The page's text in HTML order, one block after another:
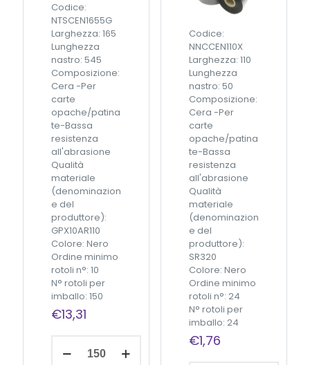
Codice:
NTSCEN1655G
Larghezza: 165
Lunghezza
nastro: 545
Composizione:
Cera -Per
carte
opache/patina
te-Bassa
resistenza
all'abrasione
Qualità
materiale
(denominazion
e del
produttore):
GPX10AR110
Colore: Nero
Ordine minimo
rotoli n°: 10
N° rotoli per
imballo: 150
€13,31
Aggiungi
Codice:
NNCCEN110X
Larghezza: 110
Lunghezza
nastro: 50
Composizione:
Cera -Per
carte
opache/patina
te-Bassa
resistenza
all'abrasione
Qualità
materiale
(denominazion
e del
produttore):
SR320
Colore: Nero
Ordine minimo
rotoli n°: 24
N° rotoli per
imballo: 24
€1,76